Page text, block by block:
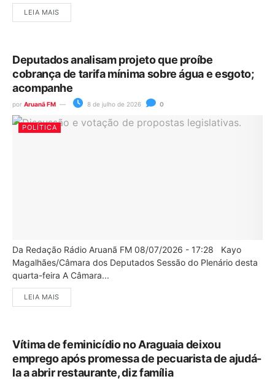
LEIA MAIS
Deputados analisam projeto que proíbe
cobrança de tarifa mínima sobre água e esgoto;
acompanhe
por Aruanã FM 8 de julho de 2026 0
POLÍTICA
Da Redação Rádio Aruanã FM 08/07/2026 - 17:28 Kayo
Magalhães/Câmara dos Deputados Sessão do Plenário desta
quarta-feira A Câmara...
LEIA MAIS
Vítima de feminicídio no Araguaia deixou
emprego após promessa de pecuarista de ajudá-
la a abrir restaurante, diz família